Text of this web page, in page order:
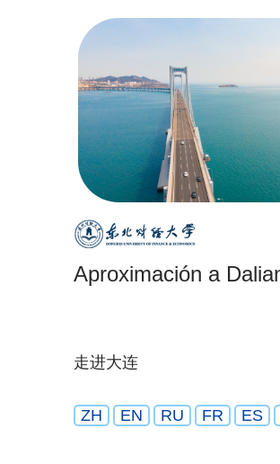
Aproximación a
走进大连
ZH EN RU FR ES